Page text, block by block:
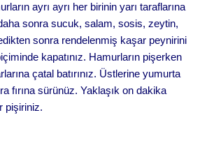
ayrı ayrı her birinin yarı taraflarına
sonra sucuk, salam, sosis, zeytin,
sonra rendelenmiş kaşar peynirini
kapatınız. Hamurların pişerken
çatal batırınız. Üstlerine yumurta
fırına sürünüz. Yaklaşık on dakika
pişiriniz.